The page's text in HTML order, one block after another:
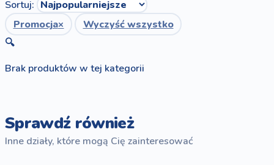
Sortuj:
Promocja×
Wyczyść wszystko
🔍
Brak produktów w tej kategorii
Sprawdź również
Inne działy, które mogą Cię zainteresować